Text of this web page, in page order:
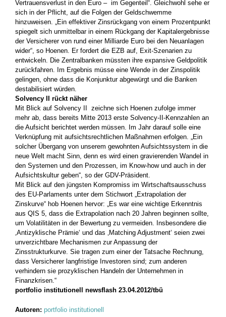
Vertrauensverlust in den Euro – im Gegenteil“. Gleichwohl sehe er
sich in der Pflicht, auf die Folgen der Geldschwemme
hinzuweisen. „Ein effektiver Zinsrückgang von einem Prozentpunkt
spiegelt sich unmittelbar in einem Rückgang der Kapitalergebnisse
der Versicherer von rund einer Milliarde Euro bei den Neuanlagen
wider“, so Hoenen. Er fordert die EZB auf, Exit-Szenarien zu
entwickeln. Die Zentralbanken müssten ihre expansive Geldpolitik
zurückfahren. Im Ergebnis müsse eine Wende in der Zinspolitik
gelingen, ohne dass die Konjunktur abgewürgt und die Banken
destabilisiert würden.
Solvency II rückt näher
Mit Blick auf Solvency II zeichne sich Hoenen zufolge immer
mehr ab, dass bereits Mitte 2013 erste Solvency-II-Kennzahlen an
die Aufsicht berichtet werden müssen. Im Jahr darauf solle eine
Verknüpfung mit aufsichtsrechtlichen Maßnahmen erfolgen. „Ein
solcher Übergang von unserem gewohnten Aufsichtssystem in die
neue Welt macht Sinn, denn es wird einen gravierenden Wandel in
den Systemen und den Prozessen, im Know-how und auch in der
Aufsichtskultur geben“, so der GDV-Präsident.
Mit Blick auf den jüngsten Kompromiss im Wirtschaftsausschuss
des EU-Parlaments unter dem Stichwort „Extrapolation der
Zinskurve“ hob Hoenen hervor: „Es war eine wichtige Erkenntnis
aus QIS 5, dass die Extrapolation nach 20 Jahren beginnen sollte,
um Volatilitäten in der Bewertung zu vermeiden. Insbesondere die
‚Antizyklische Prämie‘ und das ‚Matching Adjustment‘ seien zwei
unverzichtbare Mechanismen zur Anpassung der
Zinsstrukturkurve. Sie tragen zum einer der Tatsache Rechnung,
dass Versicherer langfristige Investoren sind; zum anderen
verhindern sie prozyklischen Handeln der Unternehmen in
Finanzkrisen.“
portfolio institutionell newsflash 23.04.2012/tbü
Autoren: portfolio institutionell